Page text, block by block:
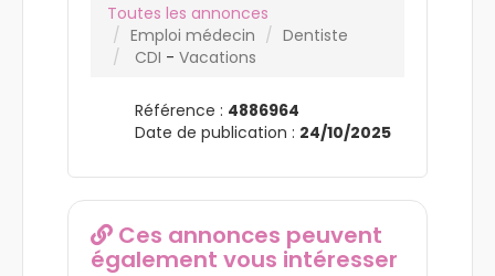
Toutes les annonces
Emploi médecin
Dentiste
CDI - Vacations
Référence : 4886964
Date de publication : 24/10/2025
Ces annonces peuvent
également vous intéresser